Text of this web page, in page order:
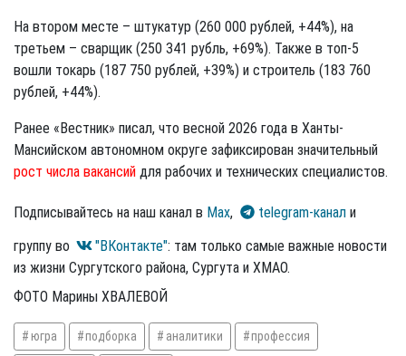
На втором месте – штукатур (260 000 рублей, +44%), на
третьем – сварщик (250 341 рубль, +69%). Также в топ-5
вошли токарь (187 750 рублей, +39%) и строитель (183 760
рублей, +44%).
Ранее «Вестник» писал, что весной 2026 года в Ханты-
Мансийском автономном округе зафиксирован значительный
рост числа вакансий для рабочих и технических специалистов.
Подписывайтесь на наш канал в Max, telegram-канал и
группу во
"ВКонтакте": там только самые важные новости
из жизни Сургутского района, Сургута и ХМАО.
ФОТО Марины ХВАЛЕВОЙ
югра подборка аналитики профессия